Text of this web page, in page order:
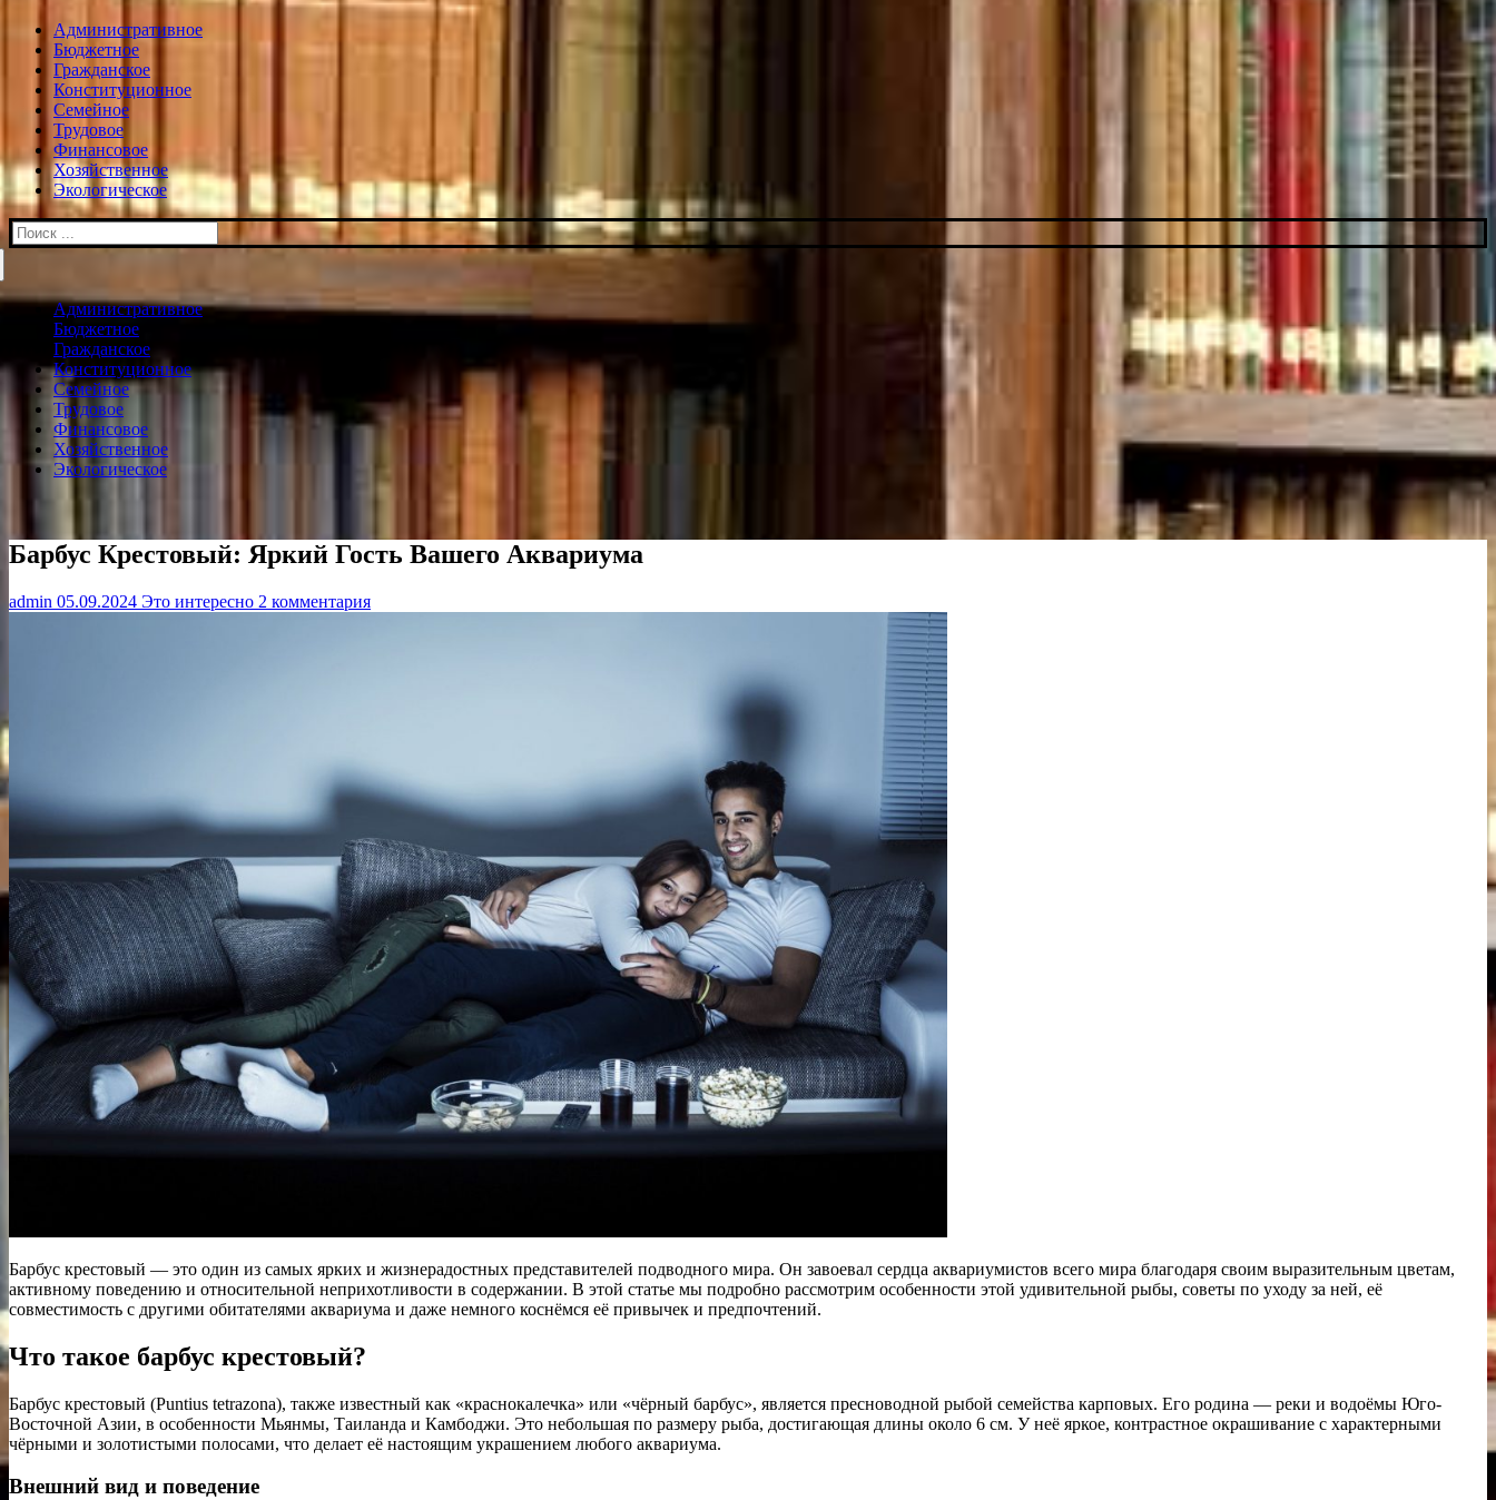
Административное
Бюджетное
Гражданское
Конституционное
Семейное
Трудовое
Финансовое
Хозяйственное
Экологическое
Искать:
Административное
Бюджетное
Гражданское
Конституционное
Семейное
Трудовое
Финансовое
Хозяйственное
Экологическое
Барбус Крестовый: Яркий Гость Вашего Аквариума
admin 05.09.2024 Это интересно 2 комментария
Барбус крестовый — это один из самых ярких и жизнерадостных представителей подводного мира. Он завоевал сердца аквариумистов всего мира благодаря своим выразительным цветам,
активному поведению и относительной неприхотливости в содержании. В этой статье мы подробно рассмотрим особенности этой удивительной рыбы, советы по уходу за ней, её
совместимость с другими обитателями аквариума и даже немного коснёмся её привычек и предпочтений.
Что такое барбус крестовый?
Барбус крестовый (Puntius tetrazona), также известный как «краснокалечка» или «чёрный барбус», является пресноводной рыбой семейства карповых. Его родина — реки и водоёмы Юго-
Восточной Азии, в особенности Мьянмы, Таиланда и Камбоджи. Это небольшая по размеру рыба, достигающая длины около 6 см. У неё яркое, контрастное окрашивание с характерными
чёрными и золотистыми полосами, что делает её настоящим украшением любого аквариума.
Внешний вид и поведение